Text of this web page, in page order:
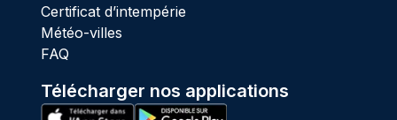
Certificat d’intempérie
Météo-villes
FAQ
Télécharger nos applications